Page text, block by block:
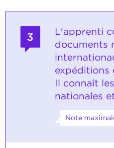
3
L'apprenti
documents
expéditions
Il connaît
nationales
Note